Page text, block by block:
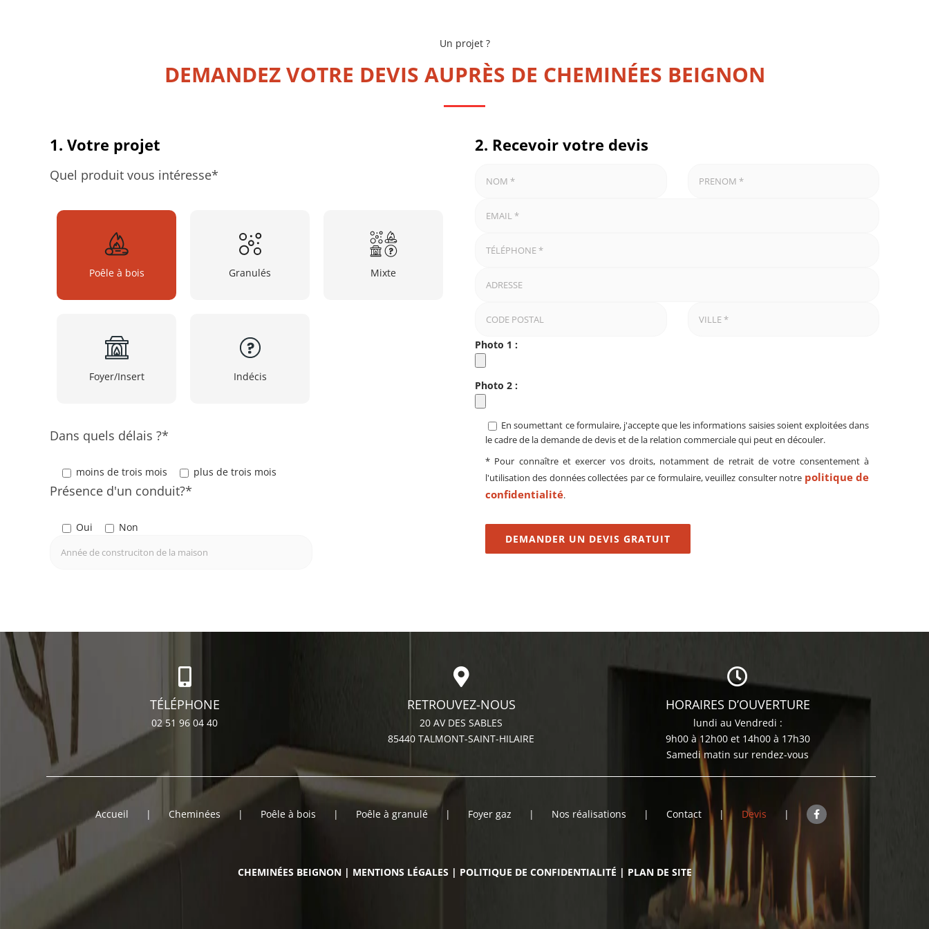
Un projet ?
DEMANDEZ VOTRE DEVIS AUPRÈS DE CHEMINÉES BEIGNON
1. Votre projet
Quel produit vous intéresse*
Poêle à bois Granulés Mixte
Foyer/Insert Indécis
Dans quels délais ?*
moins de trois mois plus de trois mois
Présence d'un conduit?*
Oui Non
2. Recevoir votre devis
Photo 1 :
Photo 2 :
En soumettant ce formulaire, j'accepte que les informations saisies soient exploitées dans
le cadre de la demande de devis et de la relation commerciale qui peut en découler.
* Pour connaître et exercer vos droits, notamment de retrait de votre consentement à
l'utilisation des données collectées par ce formulaire, veuillez consulter notre politique de
confidentialité.
TÉLÉPHONE
02 51 96 04 40
RETROUVEZ-NOUS
20 AV DES SABLES
85440 TALMONT-SAINT-HILAIRE
HORAIRES D’OUVERTURE
lundi au Vendredi :
9h00 à 12h00 et 14h00 à 17h30
Samedi matin sur rendez-vous
Accueil Cheminées Poêle à bois Poêle à granulé Foyer gaz Nos réalisations Contact Devis
CHEMINÉES BEIGNON| MENTIONS LÉGALES| POLITIQUE DE CONFIDENTIALITÉ | PLAN DE SITE